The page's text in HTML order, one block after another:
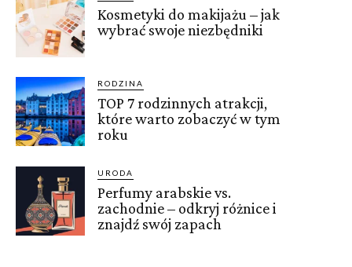
Kosmetyki do makijażu – jak
wybrać swoje niezbędniki
RODZINA
TOP 7 rodzinnych atrakcji,
które warto zobaczyć w tym
roku
URODA
Perfumy arabskie vs.
zachodnie – odkryj różnice i
znajdź swój zapach